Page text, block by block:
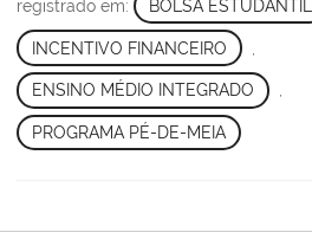
registrado em: BOLSA ESTUDANTIL
INCENTIVO FINANCEIRO
ENSINO MÉDIO INTEGRADO ,
PROGRAMA PÉ-DE-MEIA